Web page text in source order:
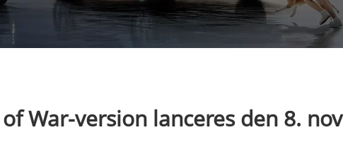
of War-version lanceres den 8.